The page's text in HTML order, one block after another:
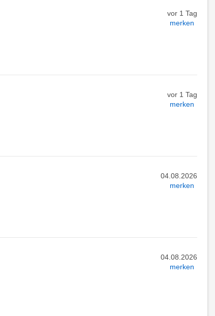
vor 1 Tag
merken
vor 1 Tag
merken
04.08.2026
merken
04.08.2026
merken